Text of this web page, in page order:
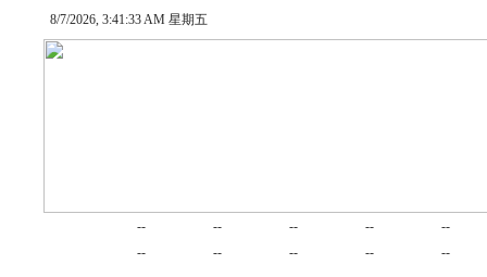
8/7/2026, 3:41:33 AM 星期五
-- -- -- -- --
-- -- -- -- --